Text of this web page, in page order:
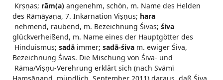
Kṛṣṇas; rām(a) angenehm, schön, m. Name des Helden
des Rāmāyaṇa, 7. Inkarnation Viṣṇus; hara
nehmend, raubend, m. Bezeichnung Śivas; śiva
glückverheißend, m. Name eines der Hauptgötter des
Hinduismus; sadā immer; sadā-śiva m. ewiger Śiva,
Bezeichnung Śivas. Die Mischung von Śiva- und
Rāma/Viṣṇu-Verehrung erklärt sich (nach Svāmī
Haṃsānand, mündlich, September 2011) daraus, daß Śiva